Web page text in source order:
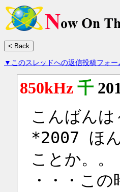
▼このスレッドへの返信投稿フォー
850kHz 千
こんばんは
*2007 ほ
ことか。。
・・・こ